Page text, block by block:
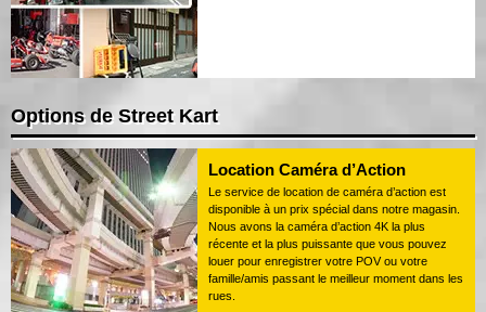
Options de Street Kart
Location Caméra d’Action
Le service de location de caméra d’action est
disponible à un prix spécial dans notre magasin.
Nous avons la caméra d’action 4K la plus
récente et la plus puissante que vous pouvez
louer pour enregistrer votre POV ou votre
famille/amis passant le meilleur moment dans les
rues.